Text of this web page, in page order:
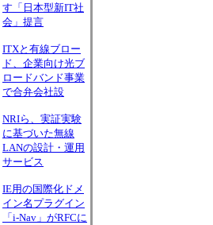
す「日本型新IT社
会」提言
ITXと有線ブロー
ド、企業向け光ブ
ロードバンド事業
で合弁会社設
NRIら、実証実験
に基づいた無線
LANの設計・運用
サービス
IE用の国際化ドメ
イン名プラグイン
「i-Nav」がRFCに